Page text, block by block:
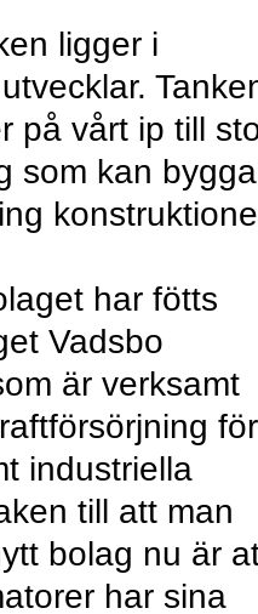
ligger i
på vårt ip till
som kan bygga
har fötts
Vadsbo
är verksamt
för
industriella
till att man
bolag nu är
har sina